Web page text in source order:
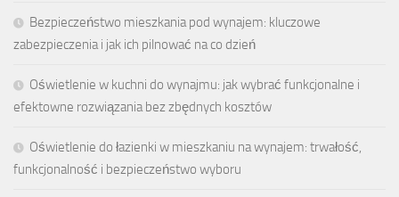
Bezpieczeństwo mieszkania pod wynajem: kluczowe
zabezpieczenia i jak ich pilnować na co dzień
Oświetlenie w kuchni do wynajmu: jak wybrać funkcjonalne i
efektowne rozwiązania bez zbędnych kosztów
Oświetlenie do łazienki w mieszkaniu na wynajem: trwałość,
funkcjonalność i bezpieczeństwo wyboru